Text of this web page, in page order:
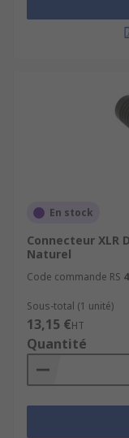
En stock
Connecteur XLR
Naturel
Code commande RS
Sous-total (1 unité)
13,15 €HT
Quantité